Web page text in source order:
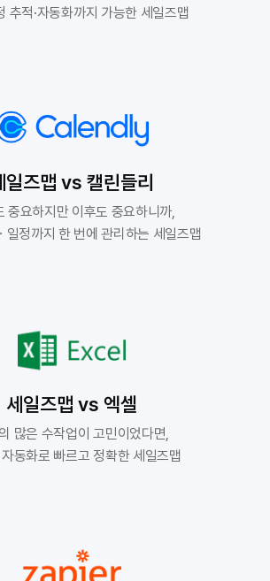
추적·자동화까지 가능한 세일즈맵
일즈맵 vs 캘린들리
중요하지만 이후도 중요하니까,
일정까지 한 번에 관리하는 세일즈맵
세일즈맵 vs 엑셀
많은 수작업이 고민이었다면,
동화로 빠르고 정확한 세일즈맵